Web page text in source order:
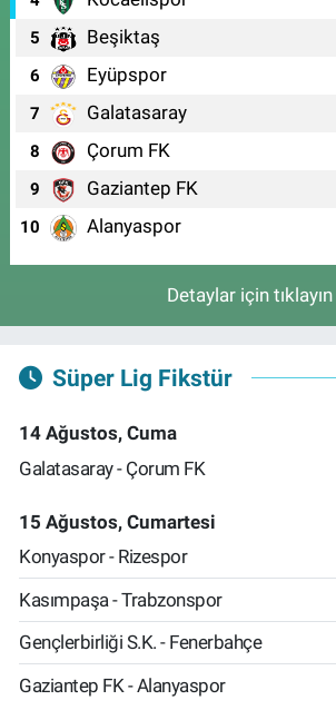
5 Beşiktaş
6 Eyüpspor
7 Galatasaray
8 Çorum FK
9 Gaziantep FK
10 Alanyaspor
Detaylar için tıklayın
Süper Lig Fikstür
14 Ağustos, Cuma
Galatasaray - Çorum FK
15 Ağustos, Cumartesi
Konyaspor - Rizespor
Kasımpaşa - Trabzonspor
Gençlerbirliği S.K. - Fenerbahçe
Gaziantep FK - Alanyaspor